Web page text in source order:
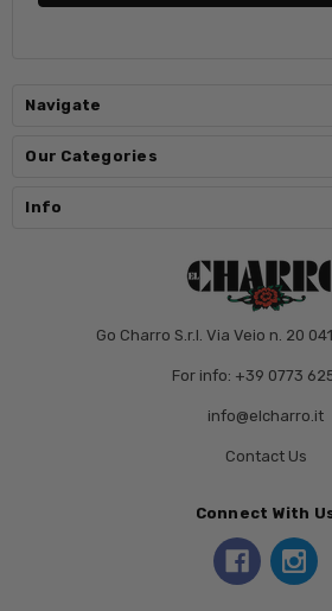
Navigate
Our Categories
Info
Go Charro S.r.l. Via Veio n. 20
For info: +39 0773
info@elcharro.it
Contact Us
Connect With